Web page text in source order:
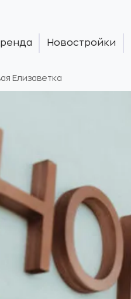
Новостройки
Елизаветка